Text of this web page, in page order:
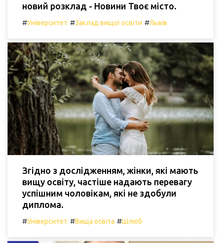
новий розклад - Новини Твоє місто.
#Університет #Заклад вищої освіти #Львів
Згідно з дослідженням, жінки, які мають
вищу освіту, частіше надають перевагу
успішним чоловікам, які не здобули
диплома.
#Університет #Вища освіта #Шлюб